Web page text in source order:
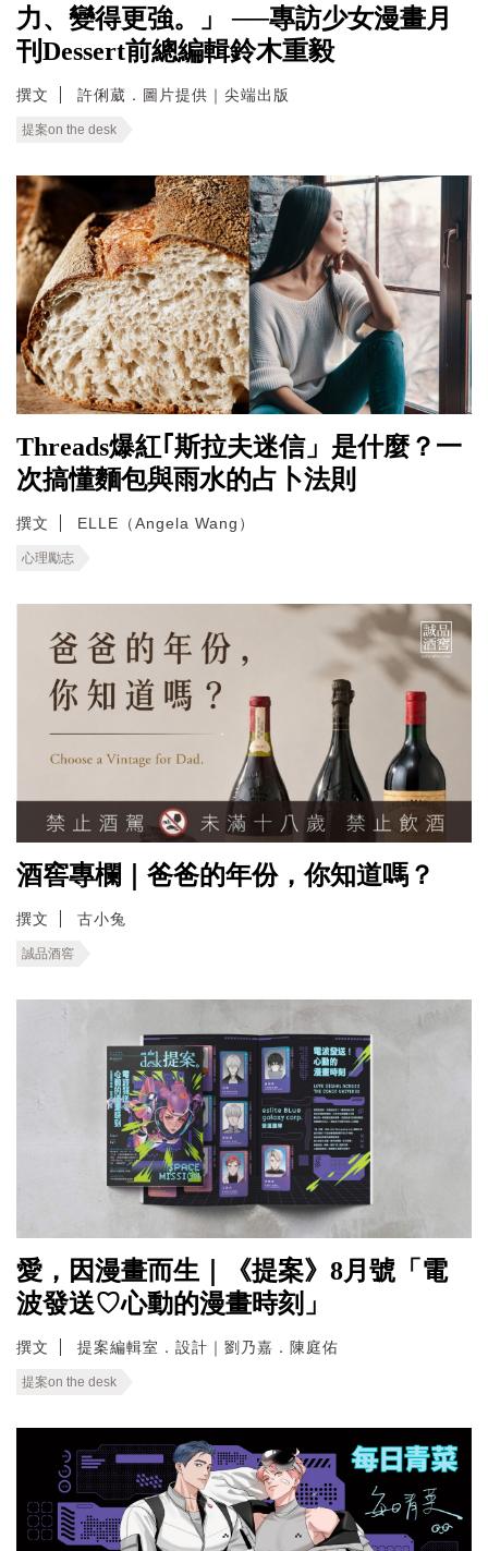
力、變得更強。」 ──專訪少女漫畫月
刊Dessert前總編輯鈴木重毅
撰文 許俐葳．圖片提供｜尖端出版
提案on the desk
Threads爆紅｢斯拉夫迷信」是什麼？一
次搞懂麵包與雨水的占卜法則
撰文 ELLE（Angela Wang）
心理勵志
酒窖專欄｜爸爸的年份，你知道嗎？
撰文 古小兔
誠品酒窖
愛，因漫畫而生｜《提案》8月號「電
波發送♡心動的漫畫時刻」
撰文 提案編輯室．設計｜劉乃嘉．陳庭佑
提案on the desk